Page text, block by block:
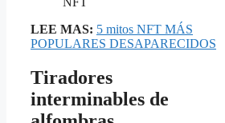
LEE MAS: 5 mitos NFT MÁS
POPULARES DESAPARECIDOS
Tiradores
interminables de